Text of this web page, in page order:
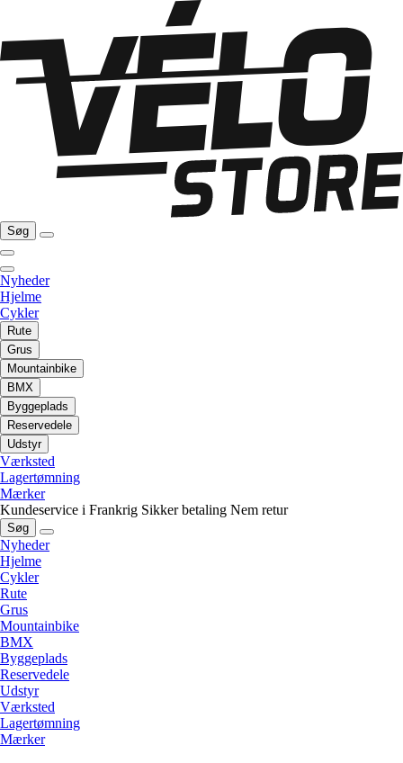
Søg
Nyheder
Hjelme
Cykler
Rute
Grus
Mountainbike
BMX
Byggeplads
Reservedele
Udstyr
Værksted
Lagertømning
Mærker
Kundeservice i Frankrig Sikker betaling Nem retur
Søg
Nyheder
Hjelme
Cykler
Rute
Grus
Mountainbike
BMX
Byggeplads
Reservedele
Udstyr
Værksted
Lagertømning
Mærker